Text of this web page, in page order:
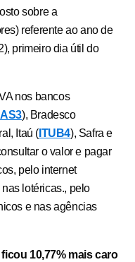
sobre a
referente ao ano de
primeiro dia útil do
nos bancos
), Bradesco
Itaú ( ITUB4), Safra e
o valor e pagar
pelo internet
lotéricas., pelo
e nas agências
ficou 10,77% mais caro